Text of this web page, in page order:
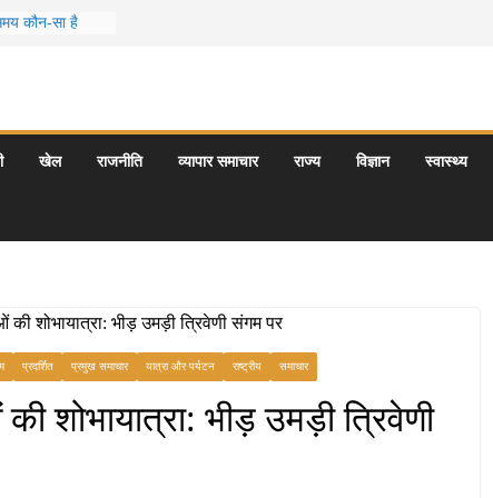
कौन-सा है
दार्जिलिंग
खेल राजनीति व्यापार समाचार राज्य विज्ञान स्वास्थ्य
प्रदर्शित प्रमुख समाचार यात्रा और पर्यटन राष्ट्रीय समाचार
शोभायात्रा: भीड़ उमड़ी त्रिवेणी